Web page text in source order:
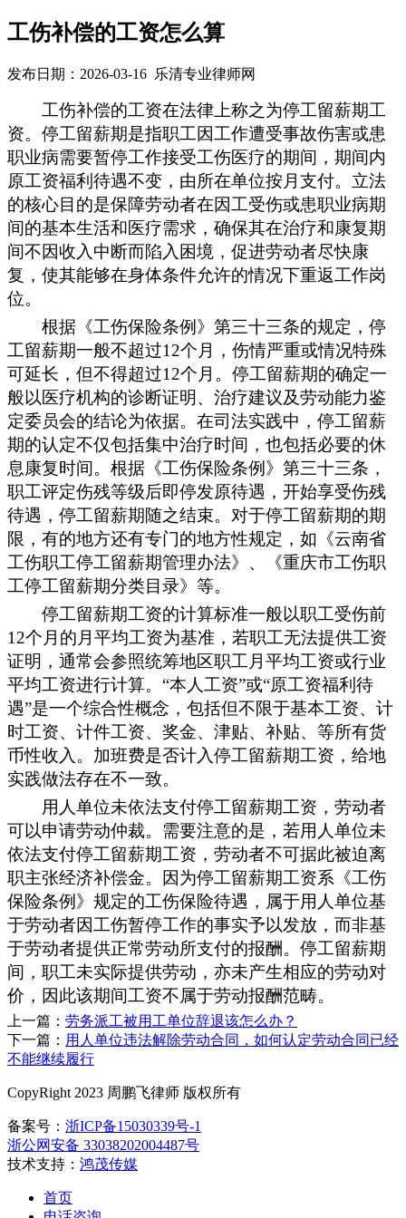
工伤补偿的工资怎么算
发布日期：2026-03-16 乐清专业律师网
工伤补偿的工资在法律上称之为停工留薪期工
资。 停工留薪期是指职工因工作遭受事故伤害或患
职业病需要暂停工作接受工伤医疗的期间，期间内
原工资福利待遇不变，由所在单位按月支付。 立法
的核心目的是保障劳动者在因工受伤或患职业病期
间的基本生活和医疗需求，确保其在治疗和康复期
间不因收入中断而陷入困境 ， 促进劳动者尽快康
复，使其能够在身体条件允许的情况下重返工作岗
位。
根据《工伤保险条例》第三十三条的规定，停
工留薪期一般不超过12个月，伤情严重或情况特殊
可延长，但不得超过12个月。停工留薪期的确定一
般以医疗机构的诊断证明、治疗建议及劳动能力鉴
定委员会的结论为依据。在司法实践中，停工留薪
期的认定不仅包括集中治疗时间，也包括必要的休
息康复时间。根据《工伤保险条例》第三十三条，
职工评定伤残等级后即停发原待遇，开始享受伤残
待遇，停工留薪期随之结束。对于停工留薪期的期
限， 有的地方还有专门的地方性规定，如《云南省
工伤职工停工留薪期管理办法》 、
《重庆市工伤职
工停工留薪期分类目录》等。
停工留薪期工资的计算标准一般以职工受伤前
12个月的月平均工资为基准，若职工无法提供工资
证明，通常会参照统筹地区职工月平均工资或行业
平均工资进行计算。“本人工资”或“原工资福利待
遇”是一个综合性概念，包括但不限于基本工资、计
时工资、计件工资、奖金、津贴、补贴、等所有货
币性收入。加班费是否计入停工留薪期工资 ，给地
实践做法存在不一致。
用人单位未依法支付停工留薪期工资，劳动者
可以申请劳动仲裁。需要注意的是， 若用人单位未
依法支付停工留薪期工资，劳动者不可据此被迫离
职主张经济补偿金。 因为停工留薪期工资系《工伤
保险条例》规定的工伤保险待遇，属于用人单位基
于劳动者因工伤暂停工作的事实予以发放，而非基
于劳动者提供正常劳动所支付的报酬。停工留薪期
间，职工未实际提供劳动，亦未产生相应的劳动对
价，因此该期间工资不属于劳动报酬范畴。
上一篇： 劳务派工被用工单位辞退该怎么办？
下一篇： 用人单位违法解除劳动合同，如何认定劳动合同已经
不能继续履行
CopyRight 2023 周鹏飞律师 版权所有
备案号： 浙ICP备15030339号-1
浙公网安备 33038202004487号
技术支持： 鸿茂传媒
首页